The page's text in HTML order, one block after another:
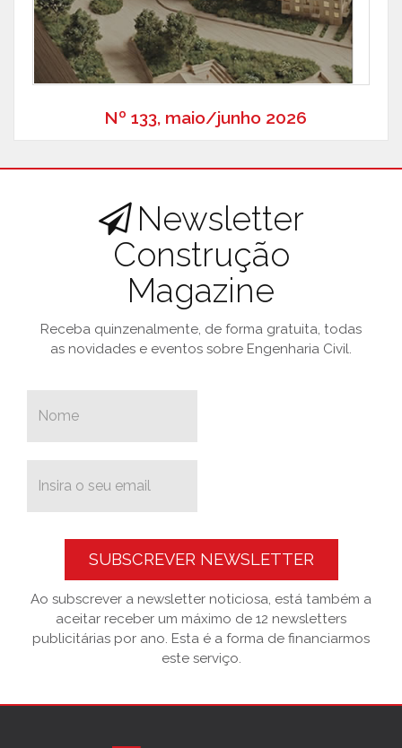
Nº 133, maio/junho 2026
Newsletter
Construção
Magazine
Receba quinzenalmente, de forma gratuita, todas
as novidades e eventos sobre Engenharia Civil.
SUBSCREVER NEWSLETTER
Ao subscrever a newsletter noticiosa, está também a
aceitar receber um máximo de 12 newsletters
publicitárias por ano. Esta é a forma de financiarmos
este serviço.